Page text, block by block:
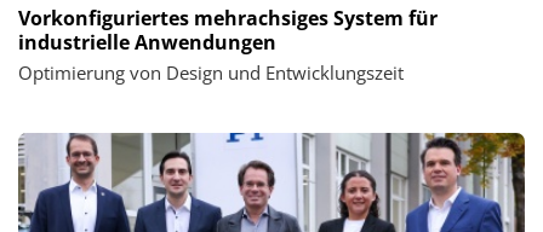
Vorkonfiguriertes mehrachsiges System für
industrielle Anwendungen
Optimierung von Design und Entwicklungszeit